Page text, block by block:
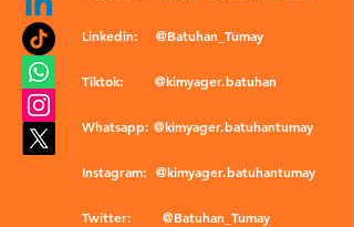
Linkedin: @Batuhan_Tumay
Tiktok: @kimyager.batuhan
Whatsapp: @kimyager.batuhantumay
Instagram: @kimyager.batuhantumay
Twitter: @Batuhan_Tumay